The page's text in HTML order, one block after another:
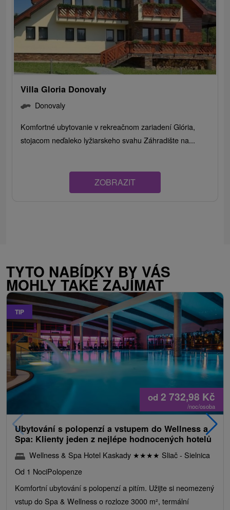
Villa Gloria Donovaly
Donovaly
Komfortné ubytovanie v rekreačnom zariadení Glória,
stojacom neďaleko lyžiarskeho svahu Záhradište na...
ZOBRAZIT
TYTO NABÍDKY BY VÁS
MOHLY TAKÉ ZAJÍMAT
TIP
od 2 732,98 Kč
/noc/osoba
Ubytování s polopenzí a vstupem do Wellness a
Spa: Klienty jeden z nejlépe hodnocených hotelů
Wellness & Spa Hotel Kaskady ★★★★ Sliač - Sielnica
Od 1 NociPolopenze
Komfortní ubytování s polopenzí a pitím. Užijte si neomezený
vstup do Spa & Wellness o rozloze 3000 m², termální